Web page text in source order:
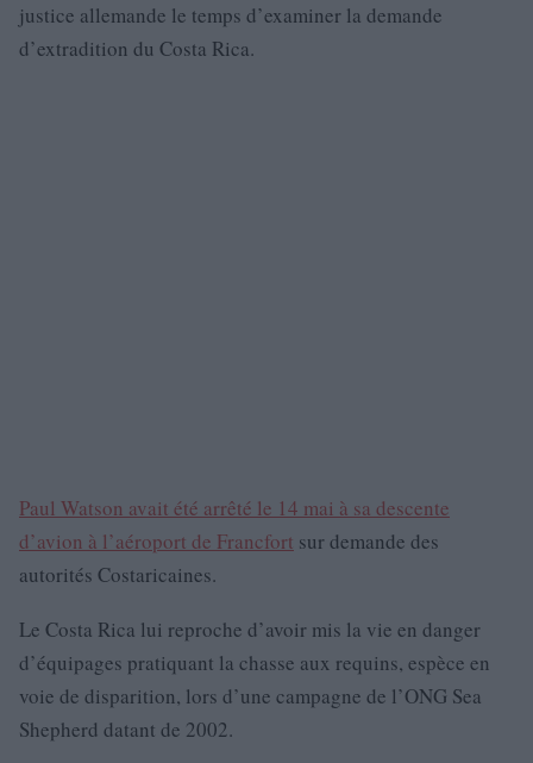
justice allemande le temps d’examiner la demande
d’extradition du Costa Rica.
Paul Watson avait été arrêté le 14 mai à sa descente
d’avion à l’aéroport de Francfort sur demande des
autorités Costaricaines.
Le Costa Rica lui reproche d’avoir mis la vie en danger
d’équipages pratiquant la chasse aux requins, espèce en
voie de disparition, lors d’une campagne de l’ONG Sea
Shepherd datant de 2002.